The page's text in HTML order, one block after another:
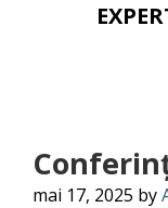
mai 17, 2025 by